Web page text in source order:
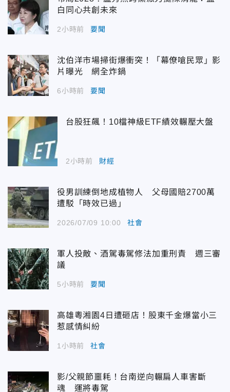
白同心共創未來
2小時前 要聞
沈伯洋市場掃街爆衝突！「幕僚嗆民眾」影
片曝光 網全炸鍋
6小時前 要聞
台股狂飆！10檔神級ETF績效輾壓大盤
2小時前 財經
役男訓練倒地成植物人 父母國賠2700萬
遭駁「時效已過」
2026/07/09 10:00 社會
軍人投敵、酒駕毒駕修法加重刑責 週三審
議
5小時前 要聞
高雄粵湘園4日遭砸店！股東千金爆當小三
惹感情糾紛
1小時前 社會
影/父親節噩耗！台南逆向輾扁人車害斷
魂 運將毒駕